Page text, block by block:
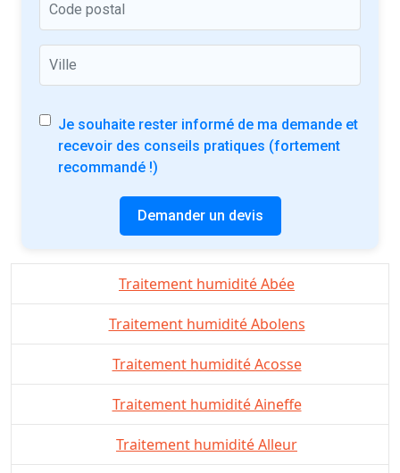
Je souhaite rester informé de ma demande et
recevoir des conseils pratiques (fortement
recommandé !)
Demander un devis
Traitement humidité Abée
Traitement humidité Abolens
Traitement humidité Acosse
Traitement humidité Aineffe
Traitement humidité Alleur